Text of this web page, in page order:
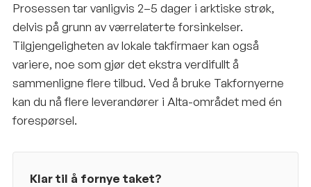
Prosessen tar vanligvis 2–5 dager i arktiske strøk,
delvis på grunn av værrelaterte forsinkelser.
Tilgjengeligheten av lokale takfirmaer kan også
variere, noe som gjør det ekstra verdifullt å
sammenligne flere tilbud. Ved å bruke Takfornyerne
kan du nå flere leverandører i Alta-området med én
forespørsel.
Klar til å fornye taket?